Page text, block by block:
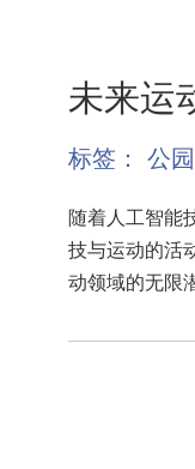
未来运
标签： 公园
随着人工智能
技与运动的活
动领域的无限